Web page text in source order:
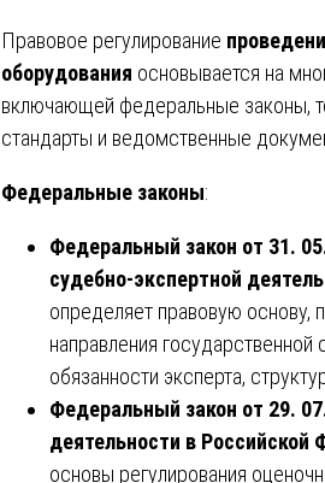
Правовое регулирование
оборудования основывается на
включающей федеральные законы,
стандарты и ведомственные
Федеральные законы:
Федеральный закон от 31.
судебно-экспертной
определяет правовую основу,
направления государственной
обязанности эксперта,
Федеральный закон от 29.
деятельности в Российской
основы регулирования